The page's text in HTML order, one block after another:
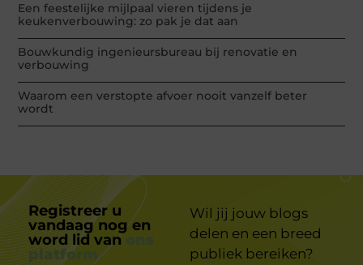
Een feestelijke mijlpaal vieren tijdens je
keukenverbouwing: zo pak je dat aan
Bouwkundig ingenieursbureau bij renovatie en
verbouwing
Waarom een verstopte afvoer nooit vanzelf beter
wordt
Registreer u
vandaag nog en
word lid van
platform
Wil jij jouw blogs
delen en een breed
publiek bereiken?